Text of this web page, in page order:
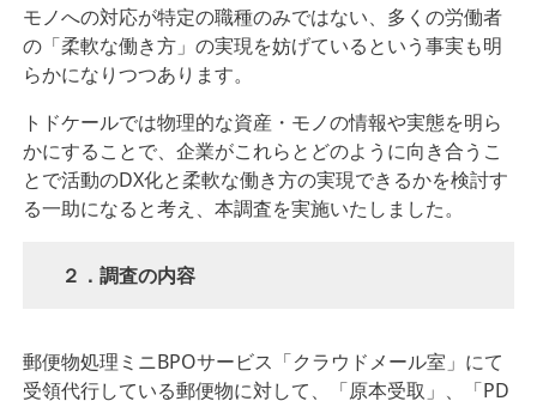
モノへの対応が特定の職種のみではない、多くの労働者
の「柔軟な働き⽅」の実現を妨げているという事実も明
らかになりつつあります。
トドケールでは物理的な資産・モノの情報や実態を明ら
かにすることで、企業がこれらとどのように向き合うこ
とで活動のDX化と柔軟な働き⽅の実現できるかを検討す
る⼀助になると考え、本調査を実施いたしました。
２．調査の内容
郵便物処理ミニBPOサービス「クラウドメール室」にて
受領代⾏している郵便物に対して、「原本受取」、「PD